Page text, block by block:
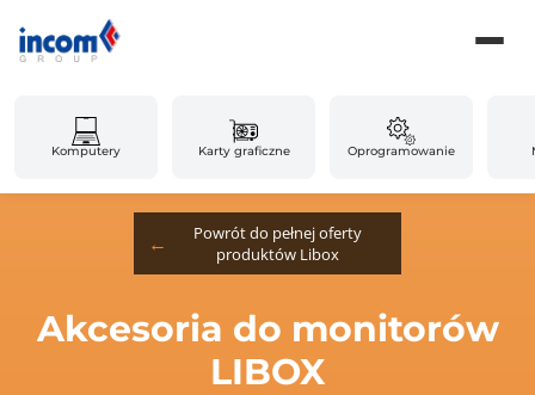
Komputery Karty graficzne Oprogramowanie
Powrót do pełnej oferty
produktów Libox
Akcesoria do monitorów
LIBOX